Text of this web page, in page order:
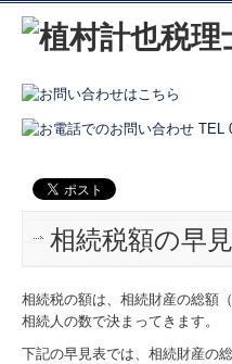
HOME
事務所紹介
経営理念
交通案内
相続税額の早
相続税の額は、相続財産の総額
相続人の数で決まってきます。
下記の早見表では、相続財産の